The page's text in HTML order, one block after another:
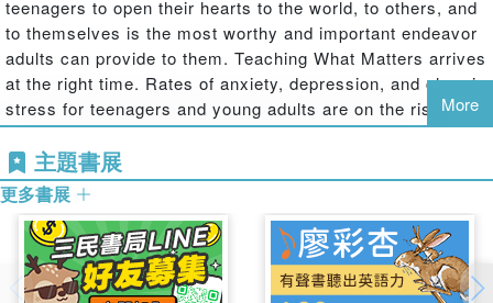
teenagers to open their hearts to the world, to others, and
to themselves is the most worthy and important endeavor
adults can provide to them. Teaching What Matters arrives
at the right time. Rates of anxiety, depression, and chronic
stress for teenagers and young adults are on the rise.
Social-emotional learning along with ‘teaching to the whole
child' has seen increased interest from parents,
educators, principals, businesses, the general public and
even government agencies. Teaching What Matters is
written by a life-long teacher for any practitioner interested
in fostering social and emotional skills into an existing
curriculum or classroom. This book distills Banno's
More
主題書展
更多書展